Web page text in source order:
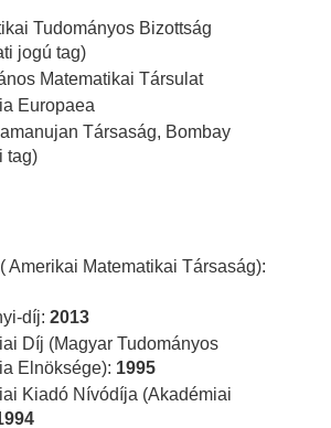
Tudományos Bizottság
jogú tag)
Matematikai Társulat
Europaea
Társaság, Bombay
tag)
Amerikai Matematikai Társaság):
díj: 2013
Díj (Magyar Tudományos
Elnöksége): 1995
Kiadó Nívódíja (Akadémiai